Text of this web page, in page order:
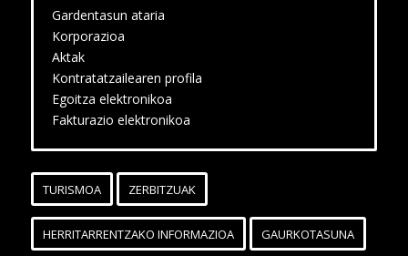
Gardentasun ataria
Korporazioa
Aktak
Kontratatzailearen profila
Egoitza elektronikoa
Fakturazio elektronikoa
TURISMOA ZERBITZUAK
HERRITARRENTZAKO INFORMAZIOA GAURKOTASUNA